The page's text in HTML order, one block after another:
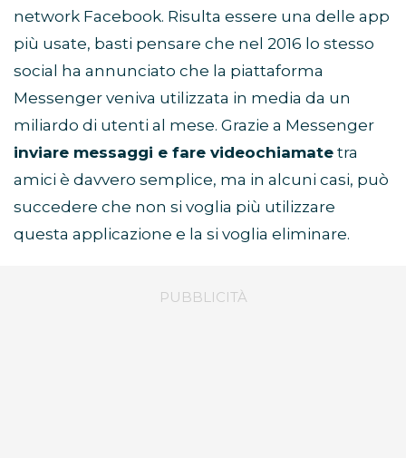
network Facebook. Risulta essere una delle app
più usate, basti pensare che nel 2016 lo stesso
social ha annunciato che la piattaforma
Messenger veniva utilizzata in media da un
miliardo di utenti al mese. Grazie a Messenger
inviare messaggi e fare videochiamate tra
amici è davvero semplice, ma in alcuni casi, può
succedere che non si voglia più utilizzare
questa applicazione e la si voglia eliminare.